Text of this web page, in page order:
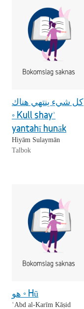
كل شيء ينتهي هناك
◦ Kull shayʾ
yantahī hunāk
Hiyām Sulaymān
Talbok
هو ◦ Hū
ʿAbd al-Karīm Kāṣid